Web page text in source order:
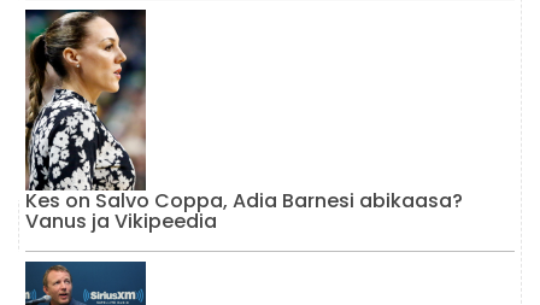
Kes on Salvo Coppa, Adia Barnesi abikaasa?
Vanus ja Vikipeedia